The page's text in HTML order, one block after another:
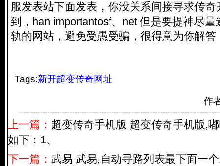
服发表站下面发表，你没关系间接寻求传
到，han importantosf、net 但是要提神尽
轨的网站，避免受愚受骗，很得意为你解
Tags:新开超变传奇网址
作
上一篇： 超变传奇手机版 超变传奇手机版,
如下：1、
下一篇： 武易 武易,自动寻路列表最下面一